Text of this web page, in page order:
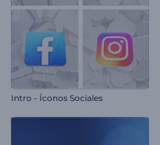
Intro - Íconos Sociales